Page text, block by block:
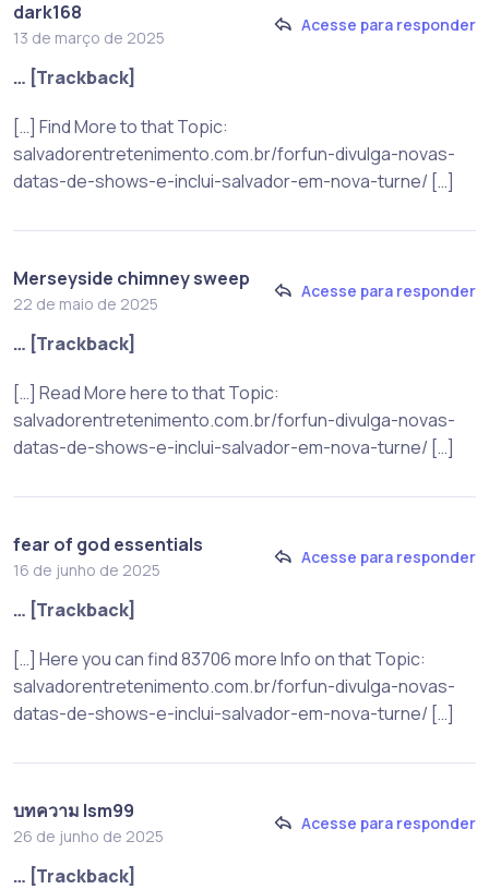
dark168
13 de março de 2025
Acesse para responder
… [Trackback]
[…] Find More to that Topic:
salvadorentretenimento.com.br/forfun-divulga-novas-
datas-de-shows-e-inclui-salvador-em-nova-turne/ […]
Merseyside chimney sweep
22 de maio de 2025
Acesse para responder
… [Trackback]
[…] Read More here to that Topic:
salvadorentretenimento.com.br/forfun-divulga-novas-
datas-de-shows-e-inclui-salvador-em-nova-turne/ […]
fear of god essentials
16 de junho de 2025
Acesse para responder
… [Trackback]
[…] Here you can find 83706 more Info on that Topic:
salvadorentretenimento.com.br/forfun-divulga-novas-
datas-de-shows-e-inclui-salvador-em-nova-turne/ […]
บทความ lsm99
26 de junho de 2025
Acesse para responder
… [Trackback]